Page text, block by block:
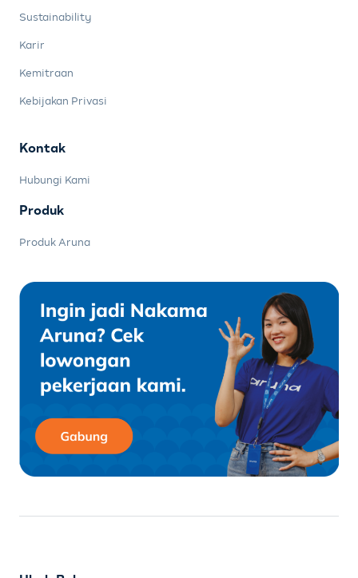
Sustainability
Karir
Kemitraan
Kebijakan Privasi
Kontak
Hubungi Kami
Produk
Produk Aruna